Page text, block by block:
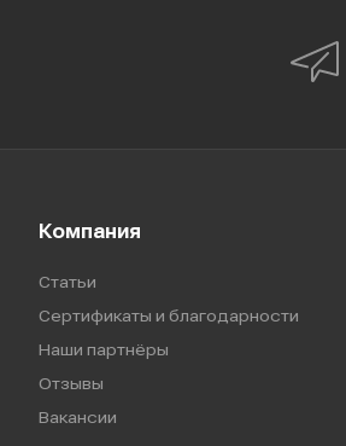
Компания
Статьи
Сертификаты и благодарности
Наши партнёры
Отзывы
Вакансии